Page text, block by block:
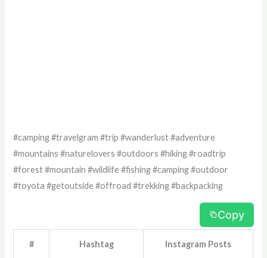
#camping #travelgram #trip #wanderlust #adventure
#mountains #naturelovers #outdoors #hiking #roadtrip
#forest #mountain #wildlife #fishing #camping #outdoor
#toyota #getoutside #offroad #trekking #backpacking
Copy
# Hashtag Instagram Posts